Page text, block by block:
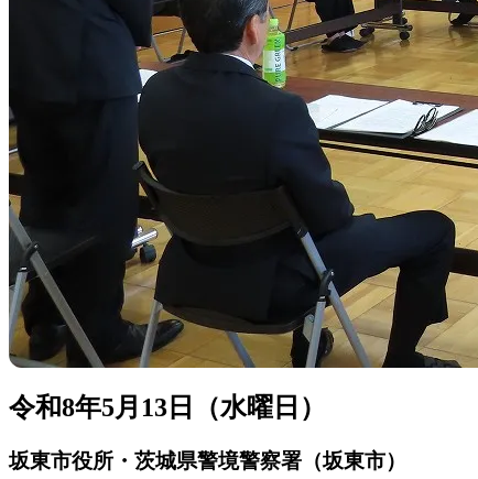
令和8年5月13日（水曜日）
坂東市役所・茨城県警境警察署（坂東市）